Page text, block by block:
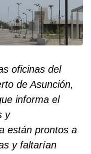
oficinas del
de Asunción,
informa el
y
están prontos a
y faltarían